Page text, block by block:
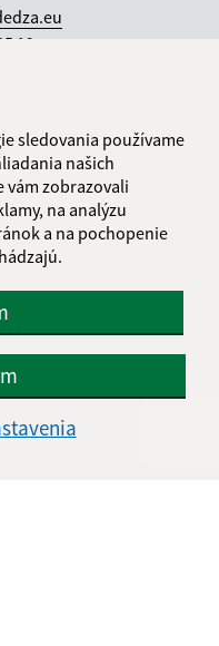
sledovania používame
našich
vám zobrazovali
na analýzu
a na pochopenie
19